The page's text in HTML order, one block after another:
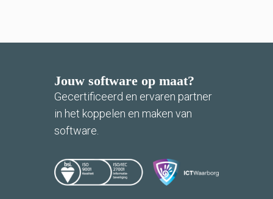
Jouw software op maat?
Gecertificeerd en ervaren partner
in het koppelen en maken van
software.